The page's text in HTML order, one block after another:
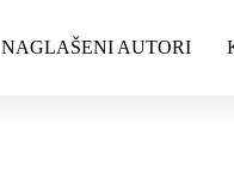
NAGLAŠENI AUTORI